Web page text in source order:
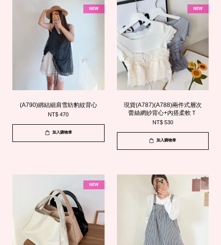
NEW
(A790)綁結細肩雪紡豹紋背心
NT$ 470
加入購物車
NEW
現貨(A787)(A788)兩件式層次
蕾絲網紗背心+內搭柔軟Ｔ
NT$ 530
加入購物車
NEW